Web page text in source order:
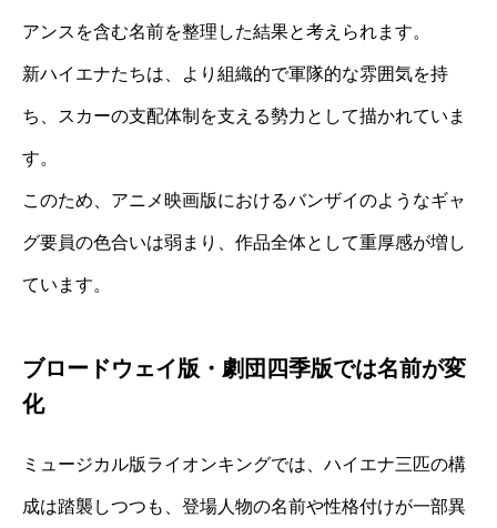
アンスを含む名前を整理した結果と考えられます。
新ハイエナたちは、より組織的で軍隊的な雰囲気を持
ち、スカーの支配体制を支える勢力として描かれていま
す。
このため、アニメ映画版におけるバンザイのようなギャ
グ要員の色合いは弱まり、作品全体として重厚感が増し
ています。
ブロードウェイ版・劇団四季版では名前が変
化
ミュージカル版ライオンキングでは、ハイエナ三匹の構
成は踏襲しつつも、登場人物の名前や性格付けが一部異